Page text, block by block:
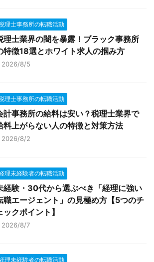
理士事務所の転職活動
理士業界の闇を暴露！ブラック事務所
特徴18選とホワイト求人の掴み方
2026/8/5
理士事務所の転職活動
計事務所の給料は安い？税理士業界で
料上がらない人の特徴と対策方法
2026/8/2
理未経験者の転職活動
経験・30代から選ぶべき「経理に強い
職エージェント」の見極め方【5つのチ
ックポイント】
2026/8/7
理未経験者の転職活動